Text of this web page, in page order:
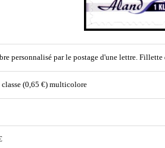
personnalisé par le postage d'une lettre.
classe (0,65 €) multicolore